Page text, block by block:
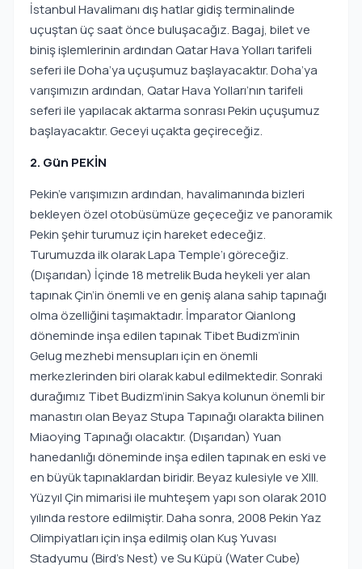
İstanbul Havalimanı dış hatlar gidiş terminalinde
uçuştan üç saat önce buluşacağız. Bagaj, bilet ve
biniş işlemlerinin ardından Qatar Hava Yolları tarifeli
seferi ile Doha’ya uçuşumuz başlayacaktır. Doha’ya
varışımızın ardından, Qatar Hava Yolları’nın tarifeli
seferi ile yapılacak aktarma sonrası Pekin uçuşumuz
başlayacaktır. Geceyi uçakta geçireceğiz.
2. Gün PEKİN
Pekin’e varışımızın ardından, havalimanında bizleri
bekleyen özel otobüsümüze geçeceğiz ve panoramik
Pekin şehir turumuz için hareket edeceğiz.
Turumuzda ilk olarak Lapa Temple’ı göreceğiz.
(Dışarıdan) İçinde 18 metrelik Buda heykeli yer alan
tapınak Çin’in önemli ve en geniş alana sahip tapınağı
olma özelliğini taşımaktadır. İmparator Qianlong
döneminde inşa edilen tapınak Tibet Budizm’inin
Gelug mezhebi mensupları için en önemli
merkezlerinden biri olarak kabul edilmektedir. Sonraki
durağımız Tibet Budizm’inin Sakya kolunun önemli bir
manastırı olan Beyaz Stupa Tapınağı olarakta bilinen
Miaoying Tapınağı olacaktır. (Dışarıdan) Yuan
hanedanlığı döneminde inşa edilen tapınak en eski ve
en büyük tapınaklardan biridir. Beyaz kulesiyle ve XIII.
Yüzyıl Çin mimarisi ile muhteşem yapı son olarak 2010
yılında restore edilmiştir. Daha sonra, 2008 Pekin Yaz
Olimpiyatları için inşa edilmiş olan Kuş Yuvası
Stadyumu (Bird's Nest) ve Su Küpü (Water Cube)